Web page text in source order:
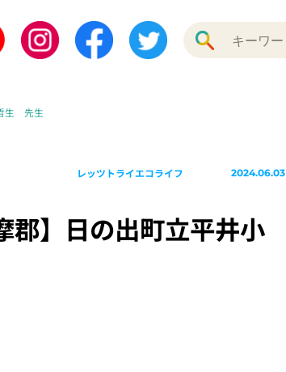
生 先生
レッツトライエコライフ 2024.06.03
郡】日の出町立平井小